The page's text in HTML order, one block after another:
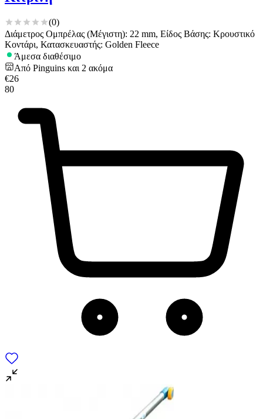
(0)
Διάμετρος Ομπρέλας (Μέγιστη): 22 mm, Είδος Βάσης: Κρουστικό
Κοντάρι, Κατασκευαστής: Golden Fleece
Άμεσα διαθέσιμο
Από Pinguins και 2 ακόμα
€26
80